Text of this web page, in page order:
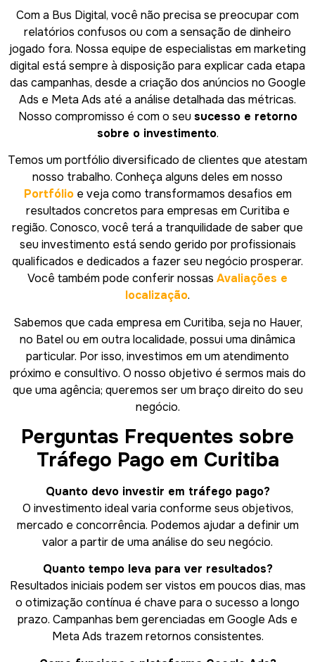
Com a Bus Digital, você não precisa se preocupar com
relatórios confusos ou com a sensação de dinheiro
jogado fora. Nossa equipe de especialistas em marketing
digital está sempre à disposição para explicar cada etapa
das campanhas, desde a criação dos anúncios no Google
Ads e Meta Ads até a análise detalhada das métricas.
Nosso compromisso é com o seu sucesso e retorno
sobre o investimento.
Temos um portfólio diversificado de clientes que atestam
nosso trabalho. Conheça alguns deles em nosso
Portfólioe veja como transformamos desafios em
resultados concretos para empresas em Curitiba e
região. Conosco, você terá a tranquilidade de saber que
seu investimento está sendo gerido por profissionais
qualificados e dedicados a fazer seu negócio prosperar.
Você também pode conferir nossas Avaliações e
localização.
Sabemos que cada empresa em Curitiba, seja no Hauer,
no Batel ou em outra localidade, possui uma dinâmica
particular. Por isso, investimos em um atendimento
próximo e consultivo. O nosso objetivo é sermos mais do
que uma agência; queremos ser um braço direito do seu
negócio.
Perguntas Frequentes sobre
Tráfego Pago em Curitiba
Quanto devo investir em tráfego pago?
O investimento ideal varia conforme seus objetivos,
mercado e concorrência. Podemos ajudar a definir um
valor a partir de uma análise do seu negócio.
Quanto tempo leva para ver resultados?
Resultados iniciais podem ser vistos em poucos dias, mas
o otimização contínua é chave para o sucesso a longo
prazo. Campanhas bem gerenciadas em Google Ads e
Meta Ads trazem retornos consistentes.